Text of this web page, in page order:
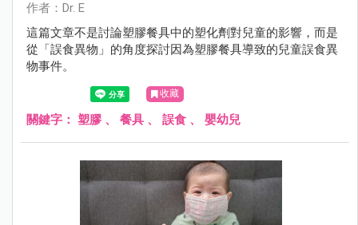
作者：Dr. E
這篇文章不是討論塑膠餐具中的塑化劑對兒童的影響，而是
從「誤食異物」的角度探討因為塑膠餐具導致的兒童誤食異
物事件。
收藏
關鍵字： 塑膠 、 餐具 、 誤食 、 嬰幼兒